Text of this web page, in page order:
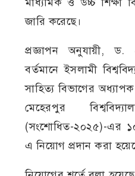
জারি করেছে।
প্রজ্ঞাপন অনুযায়ী,
বর্তমানে ইসলামী
সাহিত্য বিভাগের
মেহেরপুর
(সংশোধিত-২০২৫)-এর
এ নিয়োগ প্রদান করা